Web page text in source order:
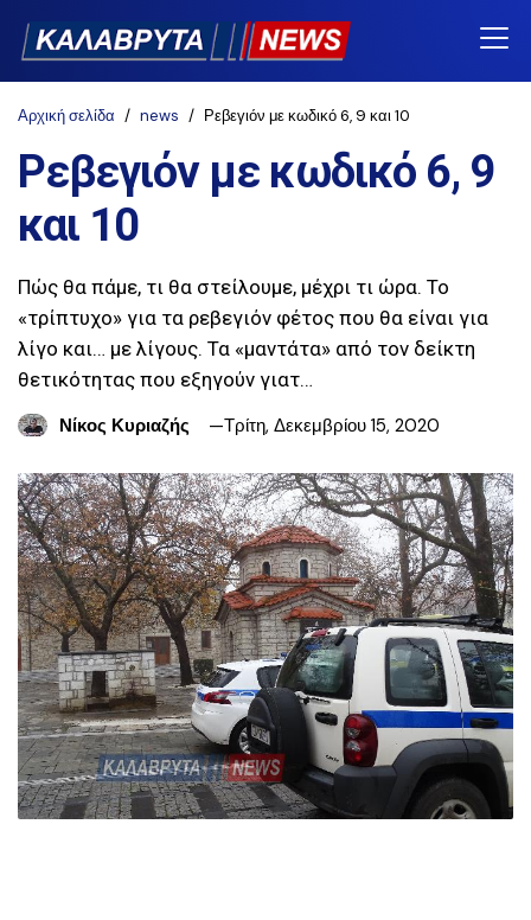
Αρχική σελίδα news Ρεβεγιόν με κωδικό 6, 9 και 10
Ρεβεγιόν με κωδικό 6, 9
και 10
Πώς θα πάμε, τι θα στείλουμε, μέχρι τι ώρα. Το
«τρίπτυχο» για τα ρεβεγιόν φέτος που θα είναι για
λίγο και… με λίγους. Τα «μαντάτα» από τον δείκτη
θετικότητας που εξηγούν γιατ…
Νίκος Κυριαζής
Τρίτη, Δεκεμβρίου 15, 2020